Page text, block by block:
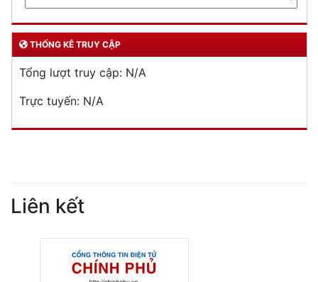
THỐNG KÊ TRUY CẬP
Tổng lượt truy cập: N/A
Trực tuyến: N/A
Liên kết